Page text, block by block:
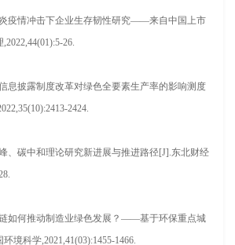
疫情冲击下企业生存韧性研究——来自中国上市
26.
息披露制度改革对绿色全要素生产率的影响测度
2424.
、碳中和理论研究新进展与推进路径[J].东北财经
如何推动制造业绿色发展？——基于环保重点城
境科学,2021,41(03):1455-1466.